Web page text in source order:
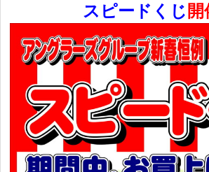
スピードくじ